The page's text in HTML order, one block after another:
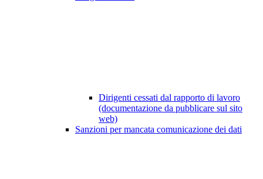
Dirigenti cessati dal rapporto di lavoro
(documentazione da pubblicare sul sito
web)
Sanzioni per mancata comunicazione dei dati